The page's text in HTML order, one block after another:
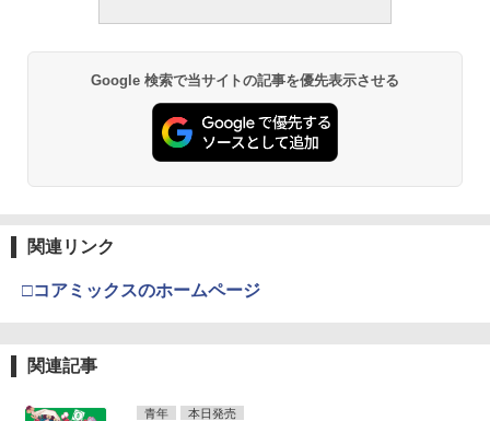
Google 検索で当サイトの記事を優先表示させる
関連リンク
□コアミックスのホームページ
関連記事
青年 本日発売